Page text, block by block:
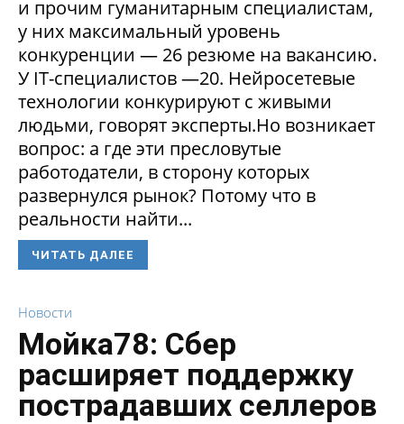
и прочим гуманитарным специалистам,
у них максимальный уровень
конкуренции — 26 резюме на вакансию.
У IT-специалистов —20. Нейросетевые
технологии конкурируют с живыми
людьми, говорят эксперты.Но возникает
вопрос: а где эти пресловутые
работодатели, в сторону которых
развернулся рынок? Потому что в
реальности найти...
ЧИТАТЬ ДАЛЕЕ
Новости
Мойка78: Сбер
расширяет поддержку
пострадавших селлеров